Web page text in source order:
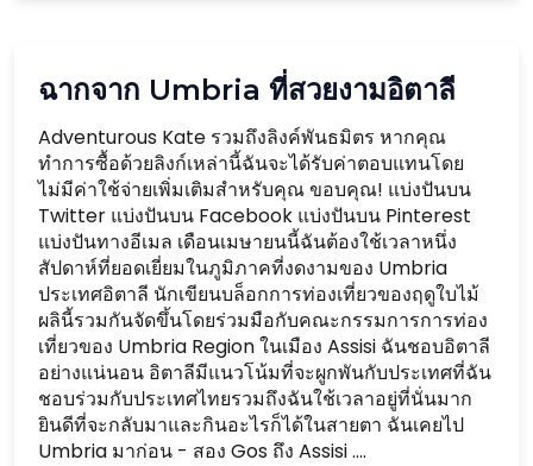
ฉากจาก Umbria ที่สวยงามอิตาลี
Adventurous Kate รวมถึงลิงค์พันธมิตร หากคุณ
ทำการซื้อด้วยลิงก์เหล่านี้ฉันจะได้รับค่าตอบแทนโดย
ไม่มีค่าใช้จ่ายเพิ่มเติมสำหรับคุณ ขอบคุณ! แบ่งปันบน
Twitter แบ่งปันบน Facebook แบ่งปันบน Pinterest
แบ่งปันทางอีเมล เดือนเมษายนนี้ฉันต้องใช้เวลาหนึ่ง
สัปดาห์ที่ยอดเยี่ยมในภูมิภาคที่งดงามของ Umbria
ประเทศอิตาลี นักเขียนบล็อกการท่องเที่ยวของฤดูใบไม้
ผลินี้รวมกันจัดขึ้นโดยร่วมมือกับคณะกรรมการการท่อง
เที่ยวของ Umbria Region ในเมือง Assisi ฉันชอบอิตาลี
อย่างแน่นอน อิตาลีมีแนวโน้มที่จะผูกพันกับประเทศที่ฉัน
ชอบร่วมกับประเทศไทยรวมถึงฉันใช้เวลาอยู่ที่นั่นมาก
ยินดีที่จะกลับมาและกินอะไรก็ได้ในสายตา ฉันเคยไป
Umbria มาก่อน - สอง Gos ถึง Assisi ....